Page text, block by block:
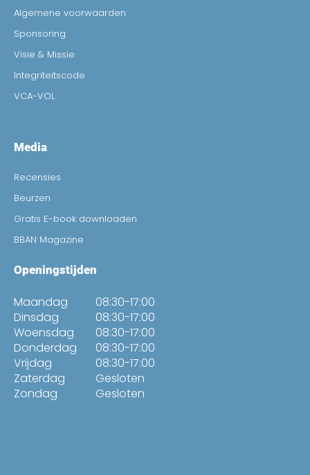
Algemene voorwaarden
Sponsoring
Visie & Missie
Integriteitscode
VCA-VOL
Media
Recensies
Beurzen
Gratis E-book downloaden
BBAN Magazine
Openingstijden
Maandag
Dinsdag
Woensdag
Donderdag
Vrijdag
Zaterdag
Zondag
08:30-17:00
08:30-17:00
08:30-17:00
08:30-17:00
08:30-17:00
Gesloten
Gesloten